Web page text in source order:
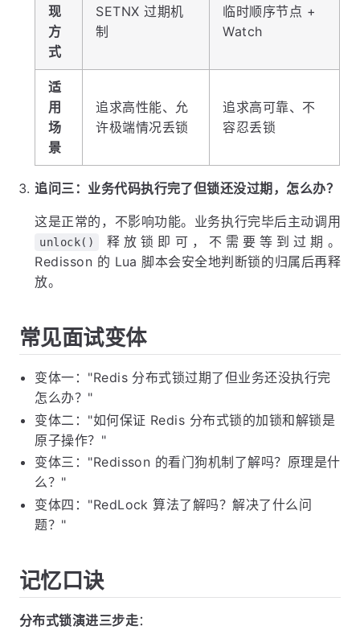
现
方
式
SETNX 过期机
制
临时顺序节点 +
Watch
适
用
场
景
追求高性能、允
许极端情况丢锁
追求高可靠、不
容忍丢锁
追问三：业务代码执行完了但锁还没过期，怎么办？
这是正常的，不影响功能。业务执行完毕后主动调用
unlock()
释放锁即可，不需要等到过期。
Redisson 的 Lua 脚本会安全地判断锁的归属后再释
放。
常见面试变体
变体一："Redis 分布式锁过期了但业务还没执行完
怎么办？"
变体二："如何保证 Redis 分布式锁的加锁和解锁是
原子操作？"
变体三："Redisson 的看门狗机制了解吗？原理是什
么？"
变体四："RedLock 算法了解吗？解决了什么问
题？"
记忆口诀
分布式锁演进三步走：